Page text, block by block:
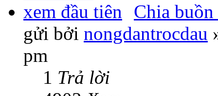
Chia
gửi bởi nongdantrocdau
pm
1 Trả lời